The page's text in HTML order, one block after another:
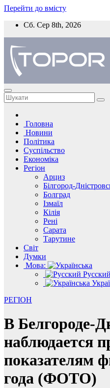
Перейти до вмісту
Сб. Сер 8th, 2026
Головна
Новини
Політика
Суспільство
Економіка
Регіон
Арциз
Білгород-
Болград
Ізмаїл
Кілія
Рені
Сарата
Тарутине
Світ
Думки
Мова:
Русский
РЕГІОН
В Белгороде-
наблюдается
показателям
года (ФОТО)